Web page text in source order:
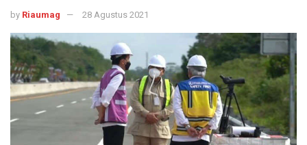
by Riaumag 28 Agustus 2021